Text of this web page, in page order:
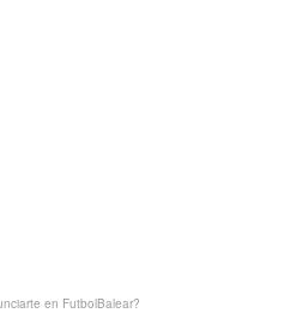
en FutbolBalear?